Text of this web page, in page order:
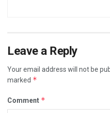
Leave a Reply
Your email address will not be
marked *
Comment *